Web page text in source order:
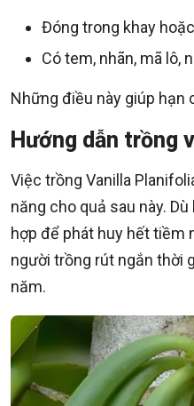
Đóng trong khay
Có tem, nhãn, mã lô,
Những điều này giúp hạn
Hướng dẫn trồng
Việc trồng Vanilla
năng cho quả sau này.
hợp để phát huy hết tiềm
người trồng rút ngắn thời
năm.